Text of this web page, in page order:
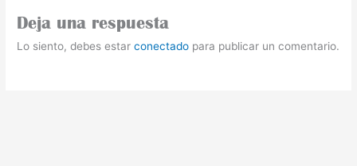
Deja una respuesta
Lo siento, debes estarconectado para publicar un comentario.